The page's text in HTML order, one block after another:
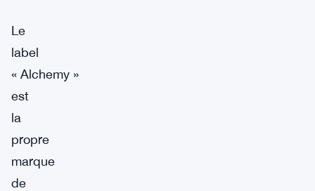
Le
label
« Alchemy »
est
la
propre
marque
de